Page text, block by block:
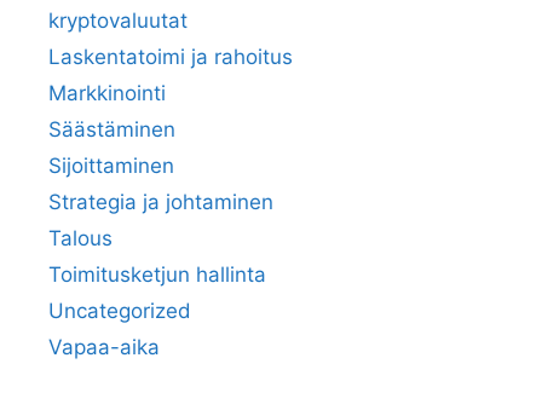
kryptovaluutat
Laskentatoimi ja rahoitus
Markkinointi
Säästäminen
Sijoittaminen
Strategia ja johtaminen
Talous
Toimitusketjun hallinta
Uncategorized
Vapaa-aika